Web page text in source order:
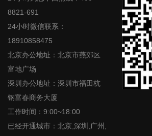
8821-691
24小时微信联系：
18910858475
北京办公地址：北京市燕郊区
富地广场
深圳办公地址：深圳市福田杭
钢富春商务大厦
工作时间：9:00~18:00
已经开通城市：北京,深圳,广州,